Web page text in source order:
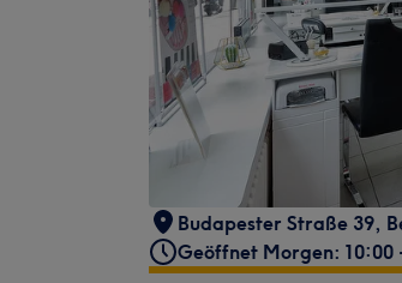
Budapester Straße 39,
Geöffnet Morgen: 10:00 -